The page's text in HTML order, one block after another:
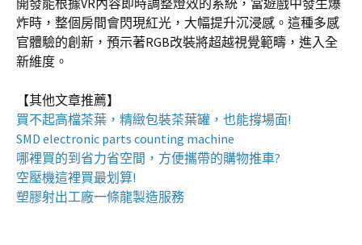
開發能根據VR內容即時調整燈效的系統，當遊戲中發生爆
炸時，整個房間會閃現紅光，大幅提升沉浸感。這種多感
官體驗的創新，預示著RGB改裝將超越視覺範疇，進入全
新維度。
【其他文章推薦】
買不起高檔茶葉，精緻包裝茶葉罐 ，也能撐場面!
SMD electronic parts counting machine
哪裡買的到省力省空間，方便攜帶的購物推車?
空壓機這裡買最划算!
塑膠射出工廠一條龍製造服務